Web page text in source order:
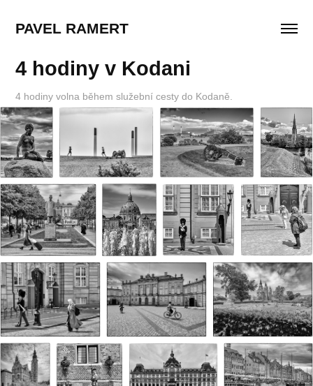
PAVEL RAMERT
4 hodiny v Kodani
4 hodiny volna během služební cesty do Kodaně.